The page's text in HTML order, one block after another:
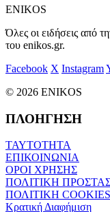
ENIKOS
Όλες οι ειδήσεις από
του enikos.gr.
Facebook X Instagram
© 2026 ENIKOS
ΠΛΟΗΓΗΣΗ
ΤΑΥΤΟΤΗΤΑ
ΕΠΙΚΟΙΝΩΝΙΑ
ΟΡΟΙ ΧΡΗΣΗΣ
ΠΟΛΙΤΙΚΗ
ΠΟΛΙΤΙΚΗ COOKIES
Κρατική Διαφήμιση